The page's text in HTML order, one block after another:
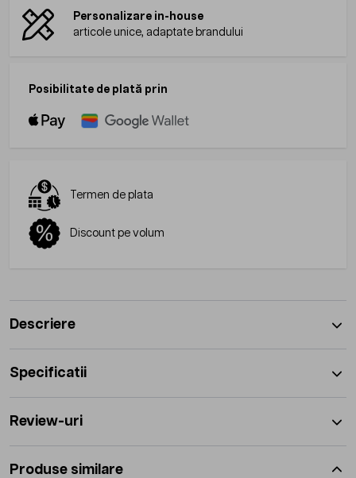
Personalizare in-house
articole unice, adaptate brandului
Posibilitate de plată prin
Termen de plata
Discount pe volum
Descriere
Specificatii
Review-uri
Produse similare